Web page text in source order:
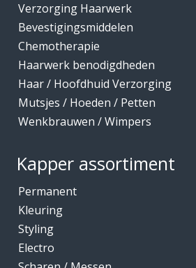
Verzorging Haarwerk
Bevestigingsmiddelen
Chemotherapie
Haarwerk benodigdheden
Haar / Hoofdhuid Verzorging
Mutsjes / Hoeden / Petten
Wenkbrauwen / Wimpers
Kapper assortiment
Permanent
Kleuring
Styling
Electro